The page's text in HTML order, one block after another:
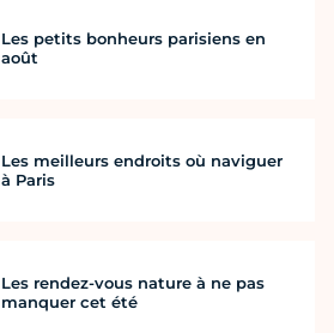
Les petits bonheurs parisiens en
août
Les meilleurs endroits où naviguer
à Paris
Les rendez-vous nature à ne pas
manquer cet été